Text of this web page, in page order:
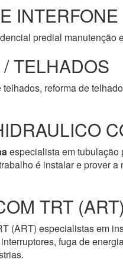
INTERFONE
predial manutenção
TELHADOS
reforma de
especialista em tubulação
é instalar e prover
TRT (ART)
(ART) especialistas em
fuga de